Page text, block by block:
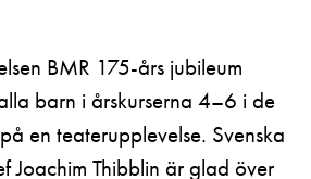
BMR 175-års jubileum
barn i årskurserna 4–6 i de
en teaterupplevelse. Svenska
Joachim Thibblin är glad över